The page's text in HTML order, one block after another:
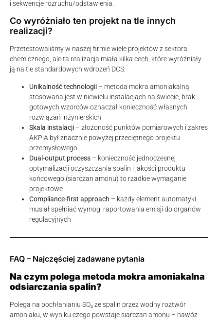
i sekwencje rozruchu/odstawienia.
Co wyróżniało ten projekt na tle innych
realizacji?
Przetestowaliśmy w naszej firmie wiele projektów z sektora
chemicznego, ale ta realizacja miała kilka cech, które wyróżniały
ją na tle standardowych wdrożeń DCS:
Unikalność technologii – metoda mokra amoniakalną
stosowana jest w niewielu instalacjach na świecie; brak
gotowych wzorców oznaczał konieczność własnych
rozwiązań inżynierskich
Skala instalacji – złożoność punktów pomiarowych i zakres
AKPiA był znacznie powyżej przeciętnego projektu
przemysłowego
Dual-output process – konieczność jednoczesnej
optymalizacji oczyszczania spalin i jakości produktu
końcowego (siarczan amonu) to rzadkie wymaganie
projektowe
Compliance-first approach – każdy element automatyki
musiał spełniać wymogi raportowania emisji do organów
regulacyjnych
FAQ – Najczęściej zadawane pytania
Na czym polega metoda mokra amoniakalna
odsiarczania spalin?
Polega na pochłanianiu SO₂ ze spalin przez wodny roztwór
amoniaku, w wyniku czego powstaje siarczan amonu – nawóz